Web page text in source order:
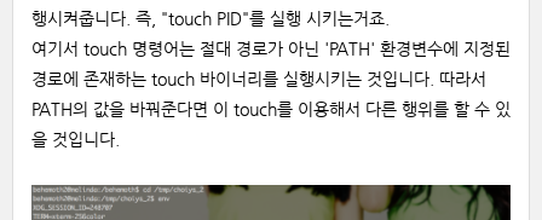
행시켜줍니다. 즉, "touch PID"를 실행 시키는거죠.
여기서 touch 명령어는 절대 경로가 아닌 'PATH' 환경변수에 지정된
경로에 존재하는 touch 바이너리를 실행시키는 것입니다. 따라서
PATH의 값을 바꿔준다면 이 touch를 이용해서 다른 행위를 할 수 있
을 것입니다.